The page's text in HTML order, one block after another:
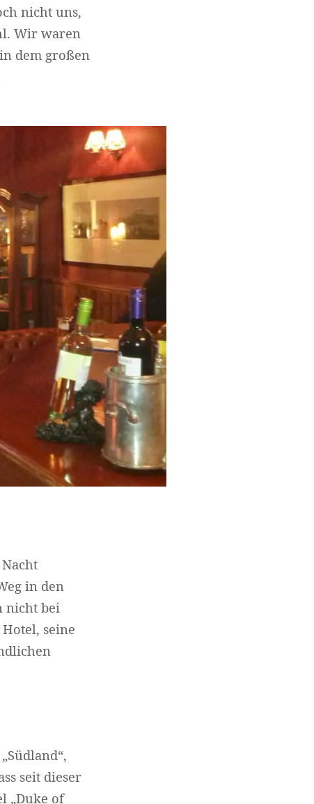
nicht uns,
Wir waren
dem großen
in den
nicht bei
seine
seit dieser
„Duke of